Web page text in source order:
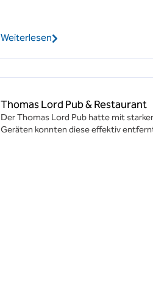
Weiterlesen
Thomas Lord Pub & Restaurant
Der Thomas Lord Pub hatte mit
Geräten konnten diese effektiv